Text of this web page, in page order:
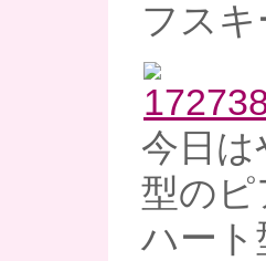
フス
今日
型のピ
ハー